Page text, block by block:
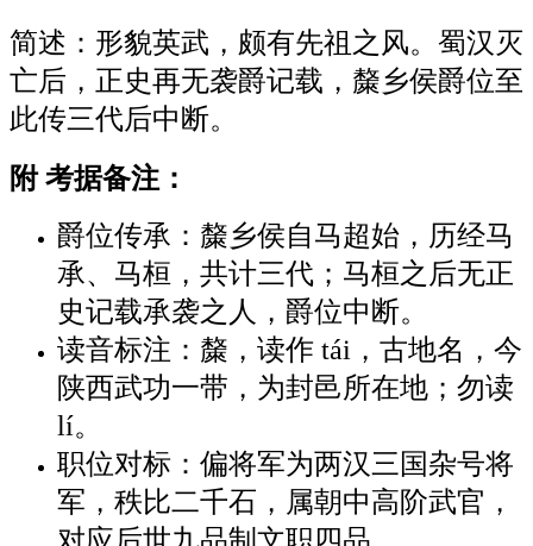
简述：形貌英武，颇有先祖之风。蜀汉灭
亡后，正史再无袭爵记载，斄乡侯爵位至
此传三代后中断。
附 考据备注：
爵位传承：斄乡侯自马超始，历经马
承、马桓，共计三代；马桓之后无正
史记载承袭之人，爵位中断。
读音标注：斄，读作 tái，古地名，今
陕西武功一带，为封邑所在地；勿读
lí。
职位对标：偏将军为两汉三国杂号将
军，秩比二千石，属朝中高阶武官，